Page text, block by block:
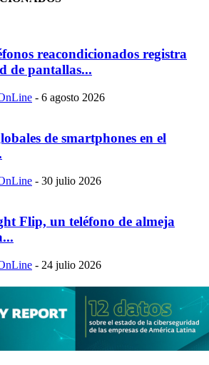
reacondicionados registra
de pantallas...
- 6 agosto 2026
de smartphones en el
- 30 julio 2026
Flip, un teléfono de almeja
- 24 julio 2026